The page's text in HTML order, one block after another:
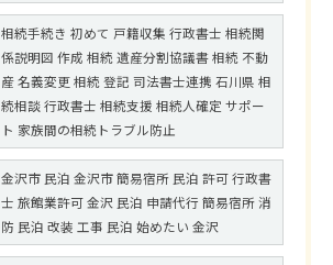
相続手続き 初めて 戸籍収集 行政書士 相続関
係説明図 作成 相続 遺産分割協議書 相続 不動
産 名義変更 相続 登記 司法書士連携 石川県 相
続相談 行政書士 相続支援 相続人確定 サポー
ト 家族間の相続トラブル防止
金沢市 民泊 金沢市 簡易宿所 民泊 許可 行政書
士 旅館業許可 金沢 民泊 申請代行 簡易宿所 消
防 民泊 改装 工事 民泊 始めたい 金沢